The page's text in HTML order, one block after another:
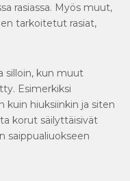
rasiassa. Myös muut,
tarkoitetut rasiat,
silloin, kun muut
Esimerkiksi
kuin hiuksiinkin ja siten
korut säilyttäisivät
saippualiuokseen